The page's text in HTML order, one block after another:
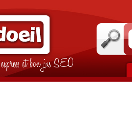
et bon jus SEO